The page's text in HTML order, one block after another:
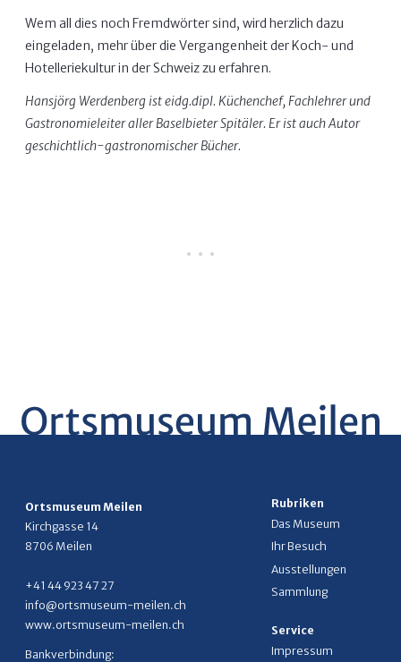
Wem all dies noch Fremdwörter sind, wird herzlich dazu
eingeladen, mehr über die Vergangenheit der Koch- und
Hotelleriekultur in der Schweiz zu erfahren.
Hansjörg Werdenberg ist eidg.dipl. Küchenchef, Fachlehrer und
Gastronomieleiter aller Baselbieter Spitäler. Er ist auch Autor
geschichtlich-gastronomischer Bücher.
Ortsmuseum Meilen
Kirchgasse 14
8706 Meilen
+41 44 923 47 27
info@ortsmuseum-meilen.ch
www.ortsmuseum-meilen.ch
Bankverbindung:
Rubriken
Das Museum
Ihr Besuch
Ausstellungen
Sammlung
Service
Impressum